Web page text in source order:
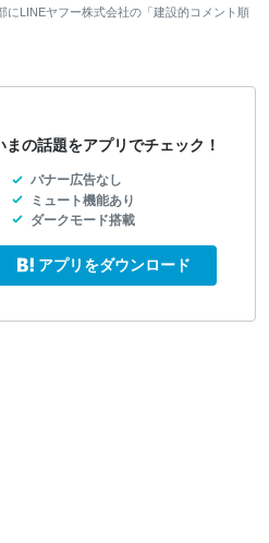
にLINEヤフー株式会社の「建設的コメント順
まの話題をアプリでチェック！
バナー広告なし
ミュート機能あり
ダークモード搭載
アプリをダウンロード